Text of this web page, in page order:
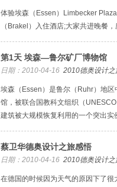
体验埃森（Essen）Limbecker
（Brakel）入住酒店;大家共进晚餐
第1天 埃森—鲁尔矿厂博物馆
日期：2010-04-16 2010德奥设计之
埃森（Essen）是鲁尔（Ruhr）地
馆，被联合国教科文组织（
建筑被大规模恢复利用的一个突出实
蔡卫华德奥设计之旅感悟
日期：2010-04-16 2010德奥设计之
在德国的时候因为天气的原因下了